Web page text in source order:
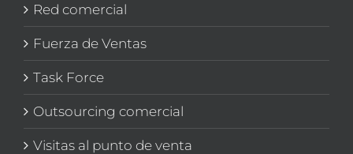
Red comercial
Fuerza de Ventas
Task Force
Outsourcing comercial
Visitas al punto de venta